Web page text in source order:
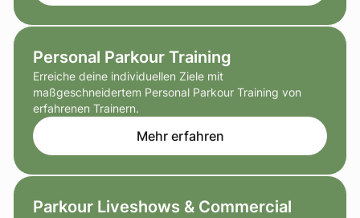
Personal Parkour Training
Erreiche deine individuellen Ziele mit
maßgeschneidertem Personal Parkour Training von
erfahrenen Trainern.
Mehr erfahren
Parkour Liveshows & Commercial